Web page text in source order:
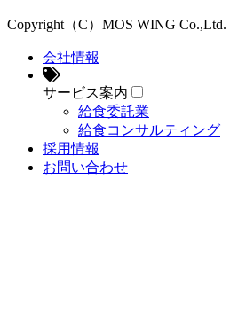
Copyright（C）MOS WING Co.,Ltd.
会社情報
サービス案内
給食委託業
給食コンサルティング
採用情報
お問い合わせ